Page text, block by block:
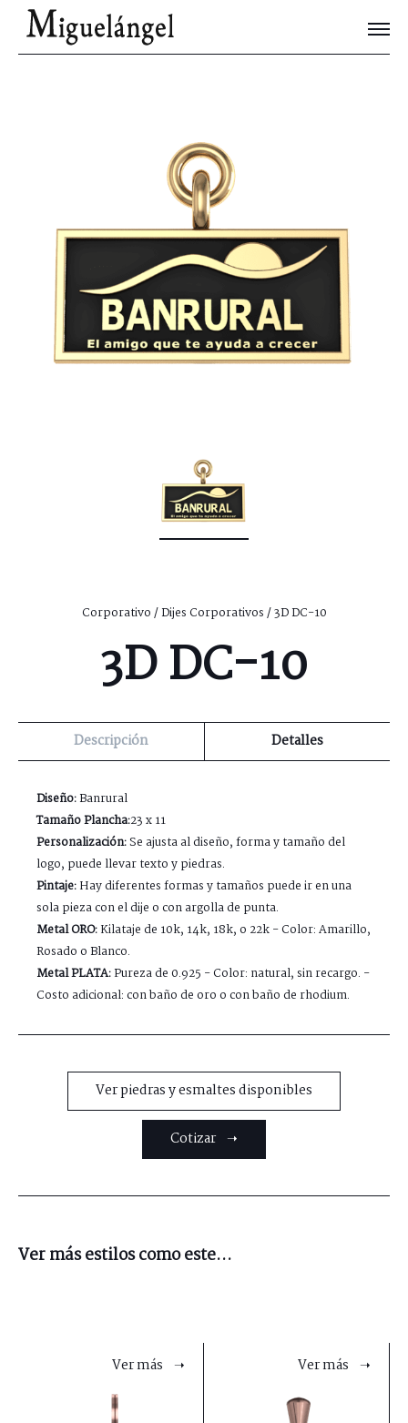
Joyas Únicas
Contacto
Corporativo/Dijes Corporativos/ 3D DC-10
3D DC-10
Descripción Detalles
Diseño:Banrural
Tamaño Plancha:23 x 11
Personalización:Se ajusta al diseño, forma y tamaño del
logo, puede llevar texto y piedras.
Pintaje:Hay diferentes formas y tamaños puede ir en una
sola pieza con el dije o con argolla de punta.
Metal ORO:Kilataje de 10k, 14k, 18k, o 22k - Color: Amarillo,
Rosado o Blanco.
Metal PLATA:Pureza de 0.925 - Color: natural, sin recargo. -
Costo adicional: con baño de oro o con baño de rhodium.
Ver piedras y esmaltes disponibles
Cotizar ➝
Ver más estilos como este...
Ver más ➝ Ver más ➝